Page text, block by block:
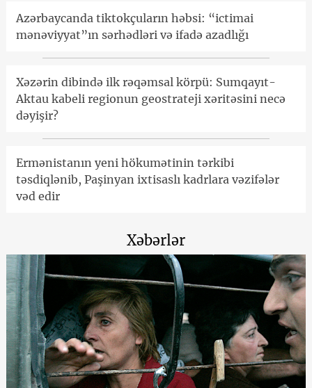
Azərbaycanda tiktokçuların həbsi: “ictimai
mənəviyyat”ın sərhədləri və ifadə azadlığı
Xəzərin dibində ilk rəqəmsal körpü: Sumqayıt-
Aktau kabeli regionun geostrateji xəritəsini necə
dəyişir?
Ermənistanın yeni hökumətinin tərkibi
təsdiqlənib, Paşinyan ixtisaslı kadrlara vəzifələr
vəd edir
Xəbərlər